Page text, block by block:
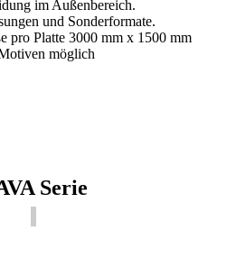
im Außenbereich.
und Sonderformate.
pro Platte 3000 mm x 1500 mm
möglich
Serie